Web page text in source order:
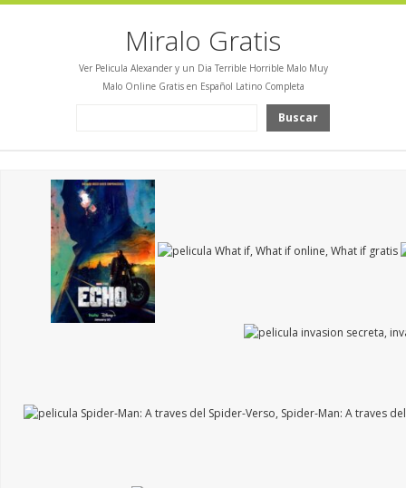
Miralo Gratis
Ver Pelicula Alexander y un Dia Terrible Horrible Malo Muy
Malo Online Gratis en Español Latino Completa
Buscar